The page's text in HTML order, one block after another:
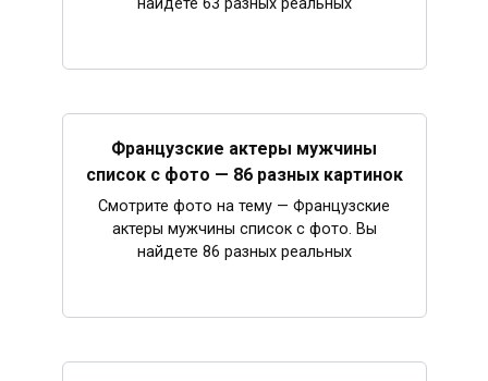
найдете 63 разных реальных
Французские актеры мужчины
список с фото — 86 разных картинок
Смотрите фото на тему — Французские
актеры мужчины список с фото. Вы
найдете 86 разных реальных